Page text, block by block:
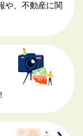
や、不動産に関